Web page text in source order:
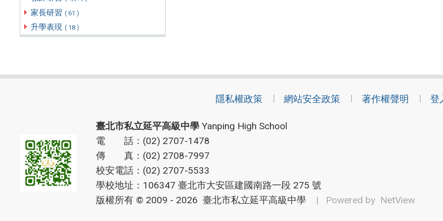
家長研習 ( 61 )
升學表現 ( 18 )
隱私權政策 網站安全政策 著作權聲明 登
臺北市私立延平高級中學Yanping High School
電 話：(02) 2707-1478
傳 真：(02) 2708-7997
校安電話：(02) 2707-5533
學校地址：106347 臺北市大安區建國南路一段 275 號
版權所有 © 2009 - 2026 臺北市私立延平高級中學 | Powered by NetView